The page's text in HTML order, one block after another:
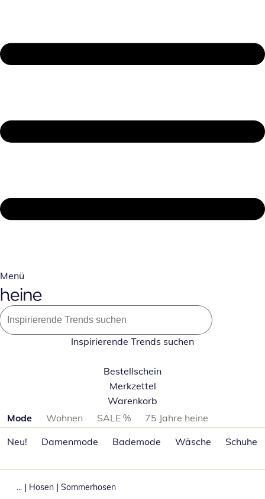
Menü
Inspirierende Trends suchen
Bestellschein
Merkzettel
Warenkorb
Produktkategorien überspringen
Mode Wohnen SALE %
75 Jahre heine
Neu!
Damenmode Bademode Wäsche Schuhe
... | Hosen | Sommerhosen